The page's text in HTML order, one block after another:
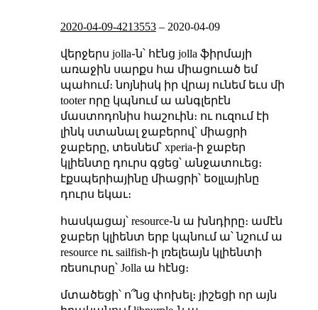
2020-04-09-4213553– 2020-04-09
վերջերս jolla֊ն՝ հէնց jolla ֆիրմայի
առաջին սարքս հա միացուած եմ
պահում։ նոյնիսկ իր վրայ ունեմ եւս մի
tooter որը կպնում ա անգլերէն
մաստոդոնիս հաշուին։ ու ուզում էի
լինկ ստանալ ջաբերով՝ միացրի
ջաբերը, տեսնեմ՝ xperia֊ի ջաբեր
կլիենտը դուրս գցեց՝ անջատուեց։
էքսպերիայինը միացրի՝ եօլլայինը
դուրս եկաւ։
հասկացայ՝ resource֊ն ա խնդիրը։ ամէն
ջաբեր կլիենտ երբ կպնում ա՝ նշում ա
resource ու sailfish֊ի լռելեայն կլիենտի
ռեսուրսը՝ Jolla ա հէնց։
մտածեցի՝ ո՞նց փոխել։ յիշեցի որ այն